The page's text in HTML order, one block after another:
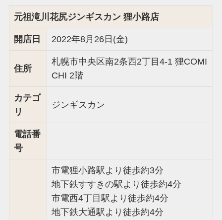
元祖滝川花尻ジンギスカン 狸小路店
開店日 2022年8月26日(金)
住所
札幌市中央区南2条西2丁目4-1 狸COMI
CHI 2階
カテゴ
リ
ジンギスカン
電話番
号
市電狸小路駅より徒歩約3分
地下鉄すすきの駅より徒歩約4分
市電西4丁目駅より徒歩約4分
地下鉄大通駅より徒歩約4分